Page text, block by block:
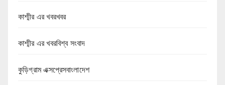
কাশ্মীর এর খবরখবর
কাশ্মীর এর খবরবিশ্ব সংবাদ
কুড়িগ্রাম এক্সপ্রেসবাংলাদেশ